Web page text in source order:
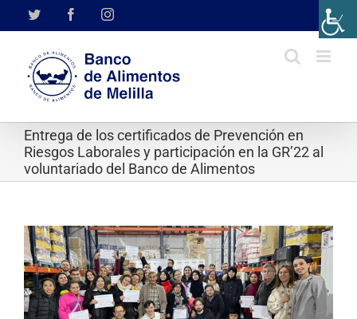
Twitter FacebookInstagram
Entrega de los certificados de Prevención en
Riesgos Laborales y participación en la GR’22 al
voluntariado del Banco de Alimentos
Ver
imagen
más
grande